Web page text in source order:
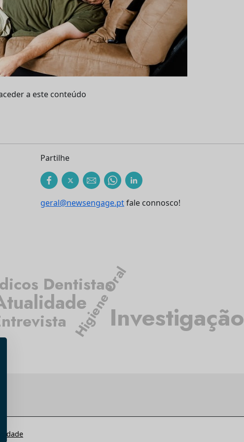
a este conteúdo
Partilhe
geral@newsengage.ptfale connosco!
Dentistas
Higiene OralInvestigação